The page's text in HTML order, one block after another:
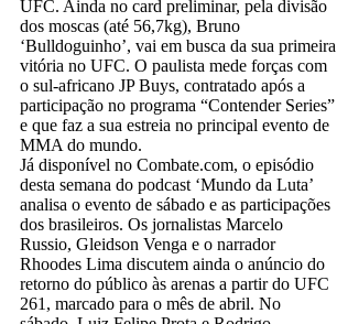
UFC. Ainda no card preliminar, pela divisão
dos moscas (até 56,7kg), Bruno
‘Bulldoguinho’, vai em busca da sua primeira
vitória no UFC. O paulista mede forças com
o sul-africano JP Buys, contratado após a
participação no programa “Contender Series”
e que faz a sua estreia no principal evento de
MMA do mundo.
Já disponível no Combate.com, o episódio
desta semana do podcast ‘Mundo da Luta’
analisa o evento de sábado e as participações
dos brasileiros. Os jornalistas Marcelo
Russio, Gleidson Venga e o narrador
Rhoodes Lima discutem ainda o anúncio do
retorno do público às arenas a partir do UFC
261, marcado para o mês de abril. No